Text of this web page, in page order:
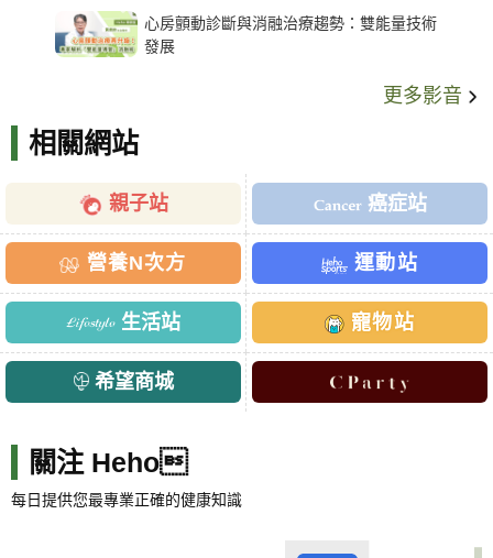
心房顫動診斷與消融治療趨勢：雙能量技術
發展
更多影音
相關網站
親子站 癌症站
營養N次方 運動站
生活站 寵物站
希望商城
關注 Heho
每日提供您最專業正確的健康知識